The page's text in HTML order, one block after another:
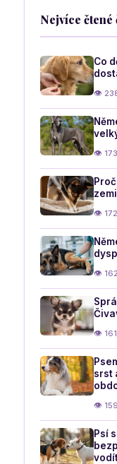
Nejvíce čtené
Co
👁
👁
👁
👁
👁
srst
👁
Psí